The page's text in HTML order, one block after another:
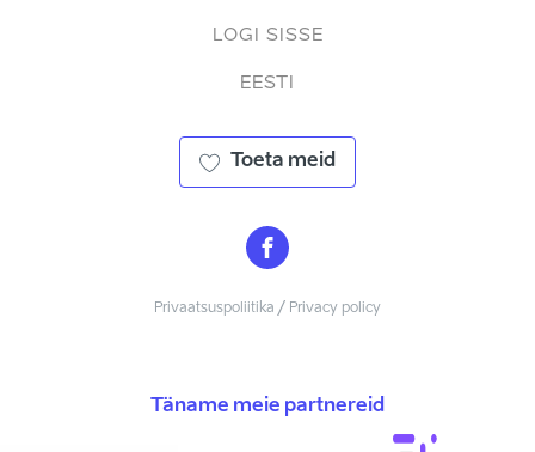
LOGI SISSE
EESTI
Toeta meid
Privaatsuspoliitika / Privacy policy
Täname meie partnereid